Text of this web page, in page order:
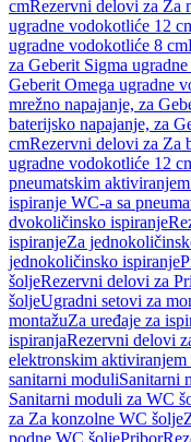
cmRezervni delovi za Za
ugradne vodokotliće 12
ugradne vodokotliće 8 cm
za Geberit Sigma
Geberit Omega ugradne
mrežno napajanje, za
baterijsko napajanje, za
cmRezervni delovi za Za
ugradne vodokotliće 12
pneumatskim
ispiranje WC-a sa
dvokoličinsko ispiranje
ispiranjeZa
jednokoličinsko ispiranje
šoljeRezervni delovi za
šoljeUgradni setovi za
montažuZa uređaje za
ispiranjaRezervni delovi
elektronskim aktiviranjem
sanitarni moduliSanitarni
Sanitarni moduli za WC
za Za konzolne WC šolje
podne WC šoljePribor